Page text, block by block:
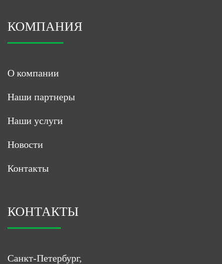
КОМПАНИЯ
О компании
Наши партнеры
Наши услуги
Новости
Контакты
КОНТАКТЫ
Санкт-Петербург,